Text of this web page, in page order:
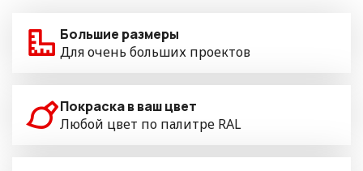
Большие размеры
Для очень больших проектов
Покраска в ваш цвет
Любой цвет по палитре RAL